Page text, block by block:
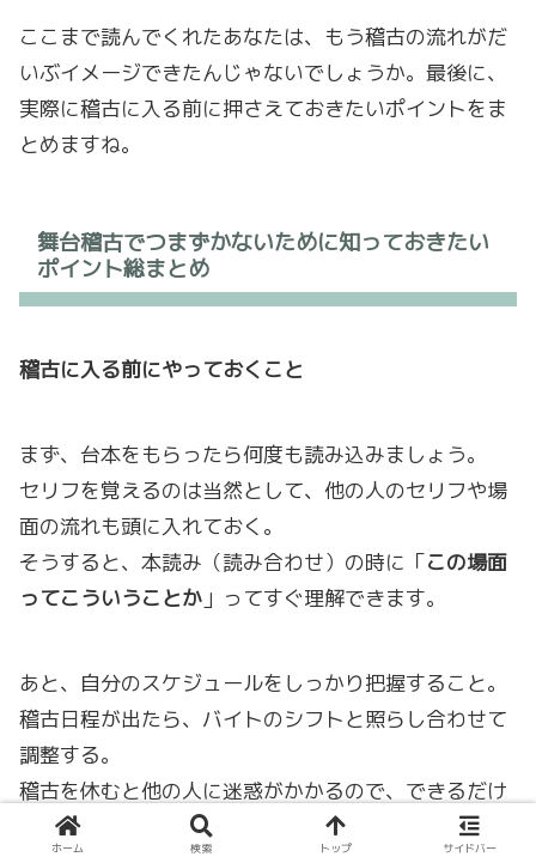
ここまで読んでくれたあなたは、もう稽古の流れがだ
いぶイメージできたんじゃないでしょうか。最後に、
実際に稽古に入る前に押さえておきたいポイントをま
とめますね。
舞台稽古でつまずかないために知っておきたい
ポイント総まとめ
稽古に入る前にやっておくこと
まず、台本をもらったら何度も読み込みましょう。
セリフを覚えるのは当然として、他の人のセリフや場
面の流れも頭に入れておく。
そうすると、本読み（読み合わせ）の時に「この場面
ってこういうことか 」ってすぐ理解できます。
あと、自分のスケジュールをしっかり把握すること。
稽古日程が出たら、バイトのシフトと照らし合わせて
調整する。
稽古を休むと他の人に迷惑がかかるので、できるだけ
全部出られるように調整してください。
ホーム 検索 トップ サイドバー